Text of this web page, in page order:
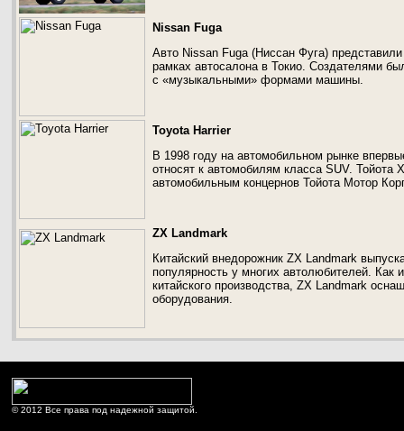
Nissan Fuga
Авто Nissan Fuga (Ниссан Фуга)
рамках автосалона в Токио. Создателями
с «музыкальными» формами машины.
Toyota Harrier
В 1998 году на автомобильном рынке
относят к автомобилям класса SUV.
автомобильным концернов Тойота Мотор
ZX Landmark
Китайский внедорожник ZX Landmark
популярность у многих автолюбителей.
китайского производства, ZX Landmark
оборудования.
© 2012 Все права под надежной защитой.